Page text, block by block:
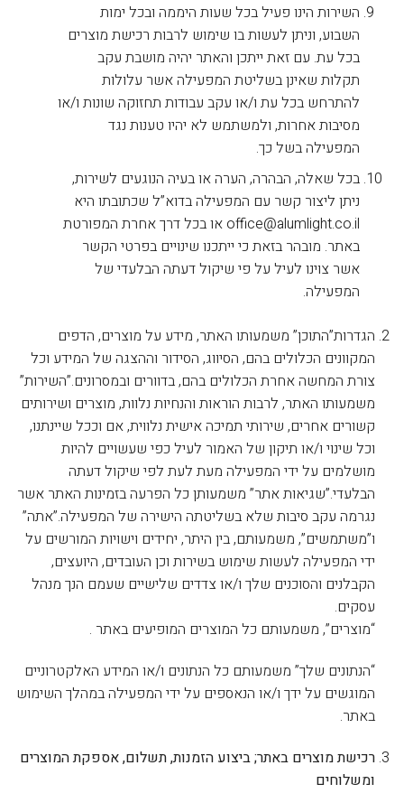
השירות הינו פעיל בכל שעות היממה ובכל ימות
השבוע, וניתן לעשות בו שימוש לרבות רכישת מוצרים
בכל עת. עם זאת ייתכן והאתר יהיה מושבת עקב
תקלות שאינן בשליטת המפעילה אשר עלולות
להתרחש בכל עת ו/או עקב עבודות תחזוקה שונות ו/או
מסיבות אחרות, ולמשתמש לא יהיו טענות נגד
המפעילה בשל כך.
בכל שאלה, הבהרה, הערה או בעיה הנוגעים לשירות,
ניתן ליצור קשר עם המפעילה בדוא”ל שכתובתו היא
office@alumlight.co.il או בכל דרך אחרת המפורטת
באתר. מובהר בזאת כי ייתכנו שינויים בפרטי הקשר
אשר צוינו לעיל על פי שיקול דעתה הבלעדי של
המפעילה.
הגדרות”התוכן” משמעותו האתר, מידע על מוצרים, הדפים
המקוונים הכלולים בהם, הסיווג, הסידור וההצגה של המידע וכל
צורת המחשה אחרת הכלולים בהם, בדוורים ובמסרונים.”השירות”
משמעותו האתר, לרבות הוראות והנחיות נלוות, מוצרים ושירותים
קשורים אחרים, שירותי תמיכה אישית נלווית, אם וככל שיינתנו,
וכל שינוי ו/או תיקון של האמור לעיל כפי שעשויים להיות
מושלמים על ידי המפעילה מעת לעת לפי שיקול דעתה
הבלעדי.”שגיאות אתר” משמעותן כל הפרעה בזמינות האתר אשר
נגרמה עקב סיבות שלא בשליטתה הישירה של המפעילה.”אתה”
ו”משתמשים”, משמעותם, בין היתר, יחידים וישויות המורשים על
ידי המפעילה לעשות שימוש בשירות וכן העובדים, היועצים,
הקבלנים והסוכנים שלך ו/או צדדים שלישיים שעמם הנך מנהל
עסקים.
“מוצרים”, משמעותם כל המוצרים המופיעים באתר .
“הנתונים שלך” משמעותם כל הנתונים ו/או המידע האלקטרוניים
המוגשים על ידך ו/או הנאספים על ידי המפעילה במהלך השימוש
באתר.
רכישת מוצרים באתר; ביצוע הזמנות, תשלום, אספקת המוצרים
ומשלוחים